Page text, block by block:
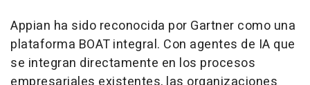
Appian ha sido reconocida por Gartner como una
plataforma BOAT integral. Con agentes de IA que
se integran directamente en los procesos